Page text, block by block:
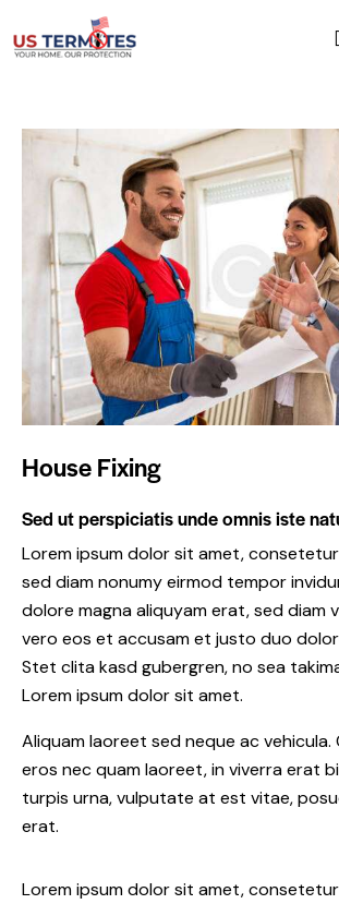
House Fixing
Sed ut perspiciatis unde omnis iste
Lorem ipsum dolor sit amet,
sed diam nonumy eirmod tempor
dolore magna aliquyam erat, sed diam
vero eos et accusam et justo duo
Stet clita kasd gubergren, no sea
Lorem ipsum dolor sit amet.
Aliquam laoreet sed neque ac vehicula.
eros nec quam laoreet, in viverra erat
turpis urna, vulputate at est vitae,
erat.
Lorem ipsum dolor sit amet,